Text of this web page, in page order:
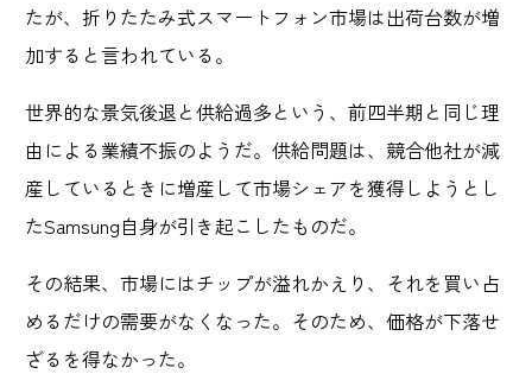
たが、折りたたみ式スマートフォン市場は出荷台数が増
加すると言われている。
世界的な景気後退と供給過多という、前四半期と同じ理
由による業績不振のようだ。供給問題は、競合他社が減
産しているときに増産して市場シェアを獲得しようとし
たSamsung自身が引き起こしたものだ。
その結果、市場にはチップが溢れかえり、それを買い占
めるだけの需要がなくなった。そのため、価格が下落せ
ざるを得なかった。